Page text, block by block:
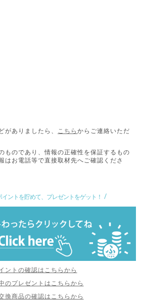
ありましたら、 こちら からご連絡いただ
ものであり、情報の正確性を保証するもの
はお電話等で直接取材先へご確認くださ
イントを貯めて、プレゼントをゲット！
ントの確認はこちらから
のプレゼントはこちらから
換商品の確認はこちらから